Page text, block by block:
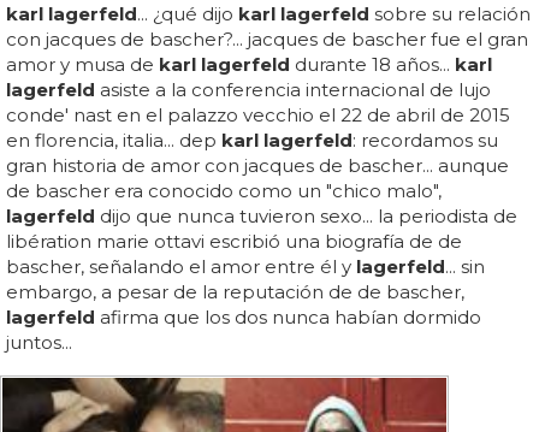
karl lagerfeld... ¿qué dijo karl lagerfeld sobre su relación
con jacques de bascher?... jacques de bascher fue el gran
amor y musa de karl lagerfeld durante 18 años... karl
lagerfeld asiste a la conferencia internacional de lujo
conde' nast en el palazzo vecchio el 22 de abril de 2015
en florencia, italia... dep karl lagerfeld: recordamos su
gran historia de amor con jacques de bascher... aunque
de bascher era conocido como un "chico malo",
lagerfeld dijo que nunca tuvieron sexo... la periodista de
libération marie ottavi escribió una biografía de de
bascher, señalando el amor entre él y lagerfeld... sin
embargo, a pesar de la reputación de de bascher,
lagerfeld afirma que los dos nunca habían dormido
juntos...